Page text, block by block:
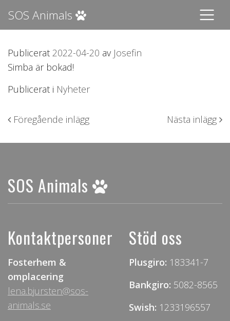
SOS Animals
Publicerat 2022-04-20 av Josefin
Simba är bokad!
Publicerat i Nyheter
Inläggsnavigering
Föregående inlägg Nästa inlägg
SOS Animals
Kontaktpersoner
Fosterhem &
omplacering
lena.bjursten@sos-
animals.se
Stöd oss
Plusgiro: 183341-7
Bankgiro: 5082-8565
Swish: 1233196557